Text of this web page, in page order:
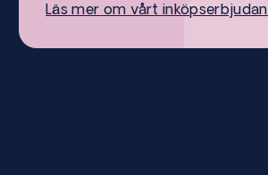
Läs mer om vårt